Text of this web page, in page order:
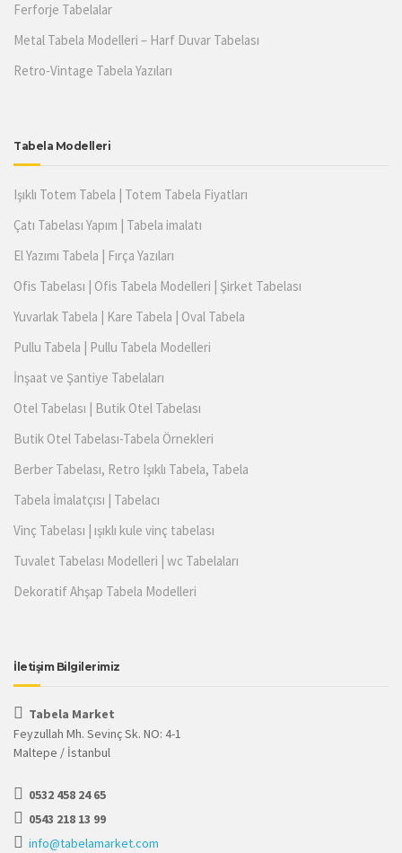
Ferforje Tabelalar
Metal Tabela Modelleri – Harf Duvar Tabelası
Retro-Vintage Tabela Yazıları
Tabela Modelleri
Işıklı Totem Tabela | Totem Tabela Fiyatları
Çatı Tabelası Yapım | Tabela imalatı
El Yazımı Tabela | Fırça Yazıları
Ofis Tabelası | Ofis Tabela Modelleri | Şirket Tabelası
Yuvarlak Tabela | Kare Tabela | Oval Tabela
Pullu Tabela | Pullu Tabela Modelleri
İnşaat ve Şantiye Tabelaları
Otel Tabelası | Butik Otel Tabelası
Butik Otel Tabelası-Tabela Örnekleri
Berber Tabelası, Retro Işıklı Tabela, Tabela
Tabela İmalatçısı | Tabelacı
Vinç Tabelası | ışıklı kule vinç tabelası
Tuvalet Tabelası Modelleri | wc Tabelaları
Dekoratif Ahşap Tabela Modelleri
İletişim Bilgilerimiz
Tabela Market
Feyzullah Mh. Sevinç Sk. NO: 4-1
Maltepe / İstanbul
0532 458 24 65
0543 218 13 99
info@tabelamarket.com